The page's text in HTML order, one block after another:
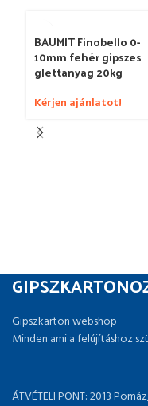
BAUMIT Finobello 0-
10mm fehér gipszes
glettanyag 20kg
Kérjen ajánlatot!
Gipszkarton webshop
Minden ami a felújításhoz
ÁTVÉTELI PONT: 2013